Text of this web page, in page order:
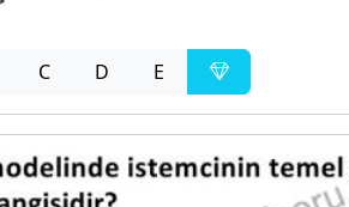
C D E